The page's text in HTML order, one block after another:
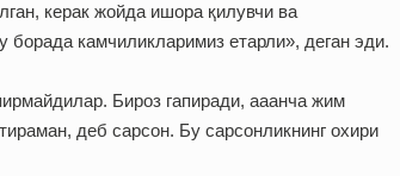
керак жойда ишора қилувчи ва
камчиликларимиз етарли», деган эди.
Бироз гапиради, ааанча жим
деб сарсон. Бу сарсонликнинг охири